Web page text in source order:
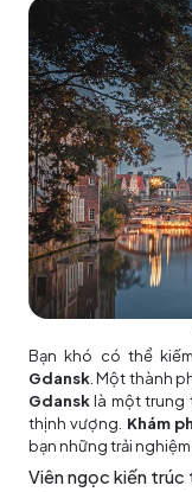
Bạn khó có thể
Gdansk. Một thành
Gdansklà một trung
thịnh vượng. Khám
bạn những trải
Viên ngọc kiến trúc